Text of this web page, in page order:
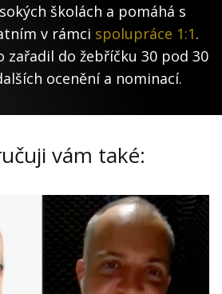
školách a pomáhá s
v rámci spolupráce 1:1.
zařadil do žebříčku 30 pod 30
ocenění a nominací.
vám také: